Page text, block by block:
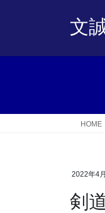
文
HOME
2022年4
剣